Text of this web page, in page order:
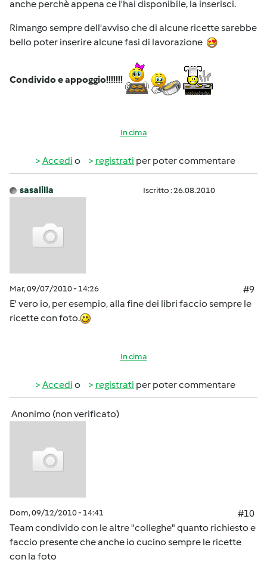
anche perchè appena ce l'hai disponibile, la inserisci.
Rimango sempre dell'avviso che di alcune ricette sarebbe
bello poter inserire alcune fasi di lavorazione
Condivido e appoggio!!!!!!!
In cima
Accedi o registrati per poter commentare
sasalilla Iscritto : 26.08.2010
Mar, 09/07/2010 - 14:26
#9
E' vero io, per esempio, alla fine dei libri faccio sempre le
ricette con foto.
In cima
Accedi o registrati per poter commentare
Anonimo (non verificato)
Dom, 09/12/2010 - 14:41
#10
Team condivido con le altre "colleghe" quanto richiesto e
faccio presente che anche io cucino sempre le ricette
con la foto